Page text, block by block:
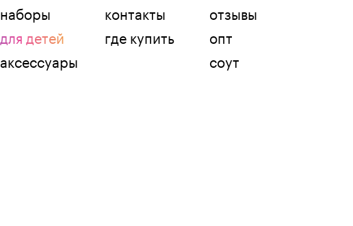
наборы
для детей
аксессуары
контакты
где купить
отзывы
опт
соут